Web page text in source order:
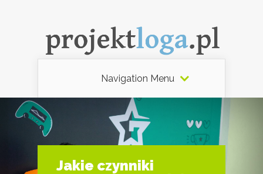
Navigation Menu
Jakie czynniki